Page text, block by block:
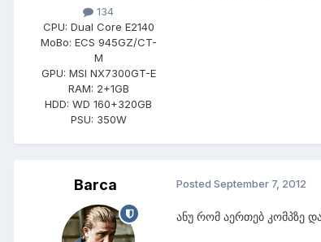
134
CPU: Dual Core E2140
MoBo: ECS 945GZ/CT-
M
GPU: MSI NX7300GT-E
RAM: 2+1GB
HDD: WD 160+320GB
PSU: 350W
Barca Posted September 7, 2012
ანუ რომ აერთებ კომპზე